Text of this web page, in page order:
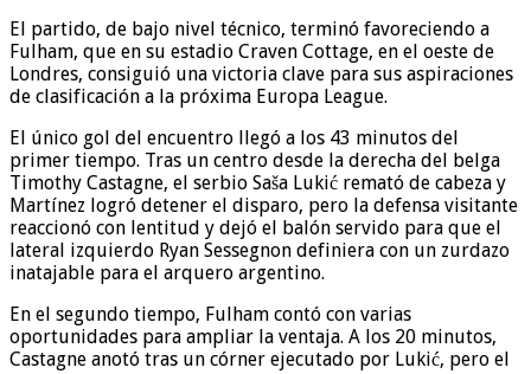
El partido, de bajo nivel técnico, terminó favoreciendo a
Fulham, que en su estadio Craven Cottage, en el oeste de
Londres, consiguió una victoria clave para sus aspiraciones
de clasificación a la próxima Europa League.
El único gol del encuentro llegó a los 43 minutos del
primer tiempo. Tras un centro desde la derecha del belga
Timothy Castagne, el serbio Saša Lukić remató de cabeza y
Martínez logró detener el disparo, pero la defensa visitante
reaccionó con lentitud y dejó el balón servido para que el
lateral izquierdo Ryan Sessegnon definiera con un zurdazo
inatajable para el arquero argentino.
En el segundo tiempo, Fulham contó con varias
oportunidades para ampliar la ventaja. A los 20 minutos,
Castagne anotó tras un córner ejecutado por Lukić, pero el